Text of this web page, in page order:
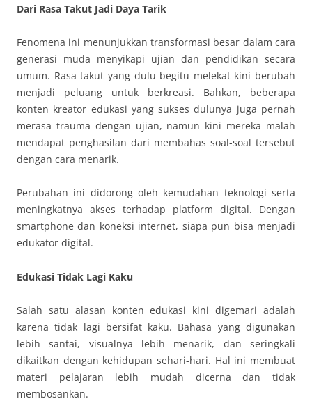
Dari Rasa Takut Jadi Daya Tarik
Fenomena ini menunjukkan transformasi besar dalam cara
generasi muda menyikapi ujian dan pendidikan secara
umum. Rasa takut yang dulu begitu melekat kini berubah
menjadi peluang untuk berkreasi. Bahkan, beberapa
konten kreator edukasi yang sukses dulunya juga pernah
merasa trauma dengan ujian, namun kini mereka malah
mendapat penghasilan dari membahas soal-soal tersebut
dengan cara menarik.
Perubahan ini didorong oleh kemudahan teknologi serta
meningkatnya akses terhadap platform digital. Dengan
smartphone dan koneksi internet, siapa pun bisa menjadi
edukator digital.
Edukasi Tidak Lagi Kaku
Salah satu alasan konten edukasi kini digemari adalah
karena tidak lagi bersifat kaku. Bahasa yang digunakan
lebih santai, visualnya lebih menarik, dan seringkali
dikaitkan dengan kehidupan sehari-hari. Hal ini membuat
materi pelajaran lebih mudah dicerna dan tidak
membosankan.